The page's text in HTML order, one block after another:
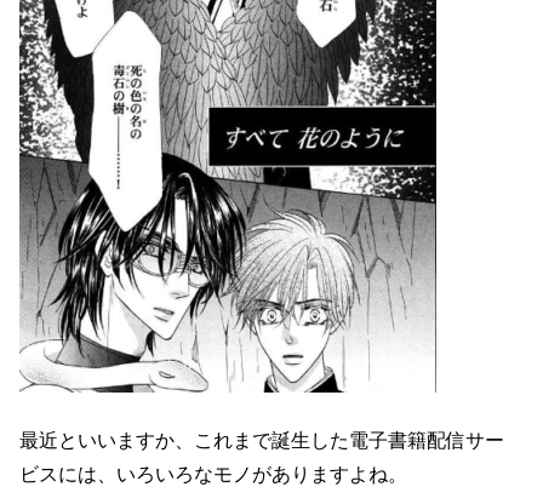
最近といいますか、これまで誕生した電子書籍配信サー
ビスには、いろいろなモノがありますよね。